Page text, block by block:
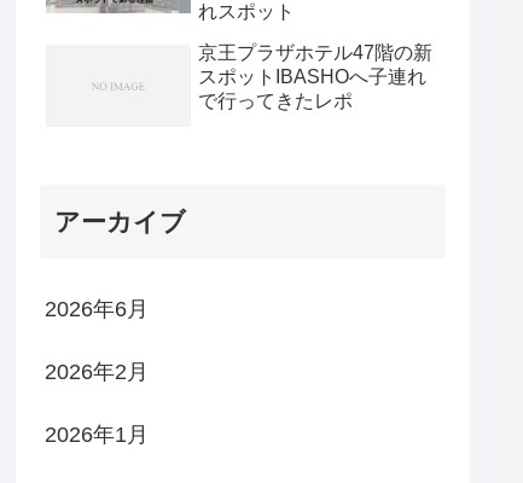
れスポット
京王プラザホテル47階の新
スポットIBASHOへ子連れ
で行ってきたレポ
アーカイブ
2026年6月
2026年2月
2026年1月